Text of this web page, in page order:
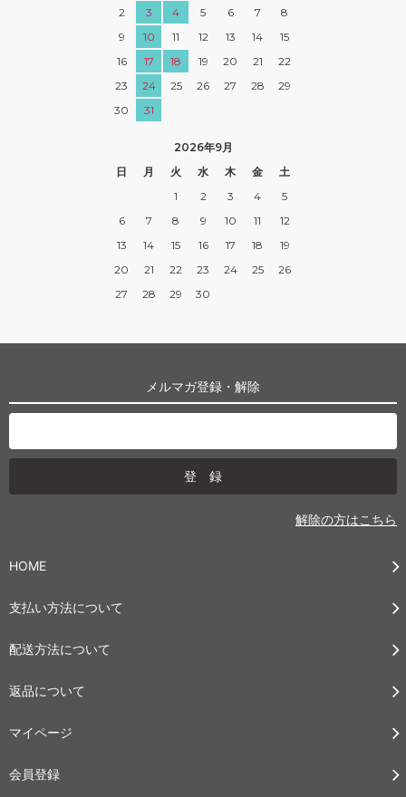
2
3 4 5 6 7
8
9
10 11 12 13 14
15
16
17 18 19 20 21
22
23
24 25 26 27 28
29
30
31
2026年9月
日
月 火 水 木 金
土
1
2 3 4
5
6
7 8 9 10 11
12
13
14 15 16 17 18
19
20
21 22 23 24 25
26
27
28 29 30
メルマガ登録・解除
解除の方はこちら
HOME
支払い方法について
配送方法について
返品について
マイページ
会員登録